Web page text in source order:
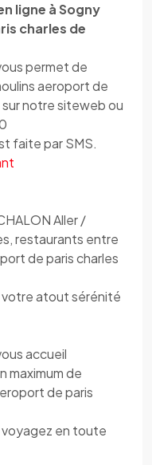
ligne à Sogny
charles de
permet de
aeroport de
sur notre siteweb ou
faite par SMS.
Aller /
restaurants entre
de paris charles
votre atout sérénité
accueil
maximum de
de paris
voyagez en toute